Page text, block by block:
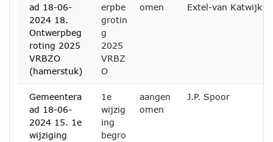
ad 18-06-
2024 18.
Ontwerpbeg
roting 2025
VRBZO
(hamerstuk)
erpbe
grotin
g
2025
VRBZ
O
omen
Extel-van Katwijk
Gemeentera
ad 18-06-
2024 15. 1e
wijziging
1e
wijzig
ing
begro
aangen
omen
J.P. Spoor